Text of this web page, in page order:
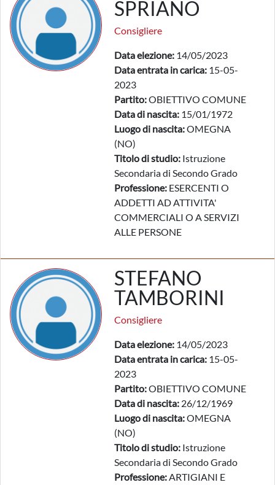
SPRIANO
Consigliere
Data elezione: 14/05/2023
Data entrata in carica: 15-05-
2023
Partito:OBIETTIVO COMUNE
Data di nascita: 15/01/1972
Luogo di nascita:OMEGNA
(NO)
Titolo di studio: Istruzione
Secondaria di Secondo Grado
Professione: ESERCENTI O
ADDETTI AD ATTIVITA'
COMMERCIALI O A SERVIZI
ALLE PERSONE
STEFANO
TAMBORINI
Consigliere
Data elezione: 14/05/2023
Data entrata in carica: 15-05-
2023
Partito:OBIETTIVO COMUNE
Data di nascita: 26/12/1969
Luogo di nascita:OMEGNA
(NO)
Titolo di studio: Istruzione
Secondaria di Secondo Grado
Professione:ARTIGIANI E